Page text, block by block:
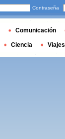
Contraseña
Comunicación
Ciencia Viajes